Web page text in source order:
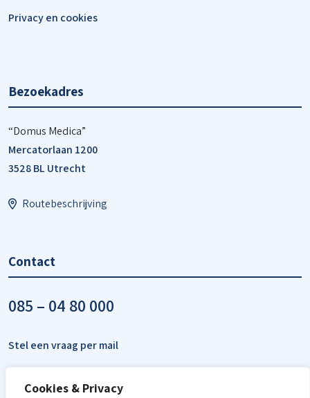
Cookies & Privacy
Privacy en cookies
Bezoekadres
“Domus Medica”
Mercatorlaan 1200
3528 BL Utrecht
Routebeschrijving
Contact
085 – 04 80 000
Stel een vraag per mail